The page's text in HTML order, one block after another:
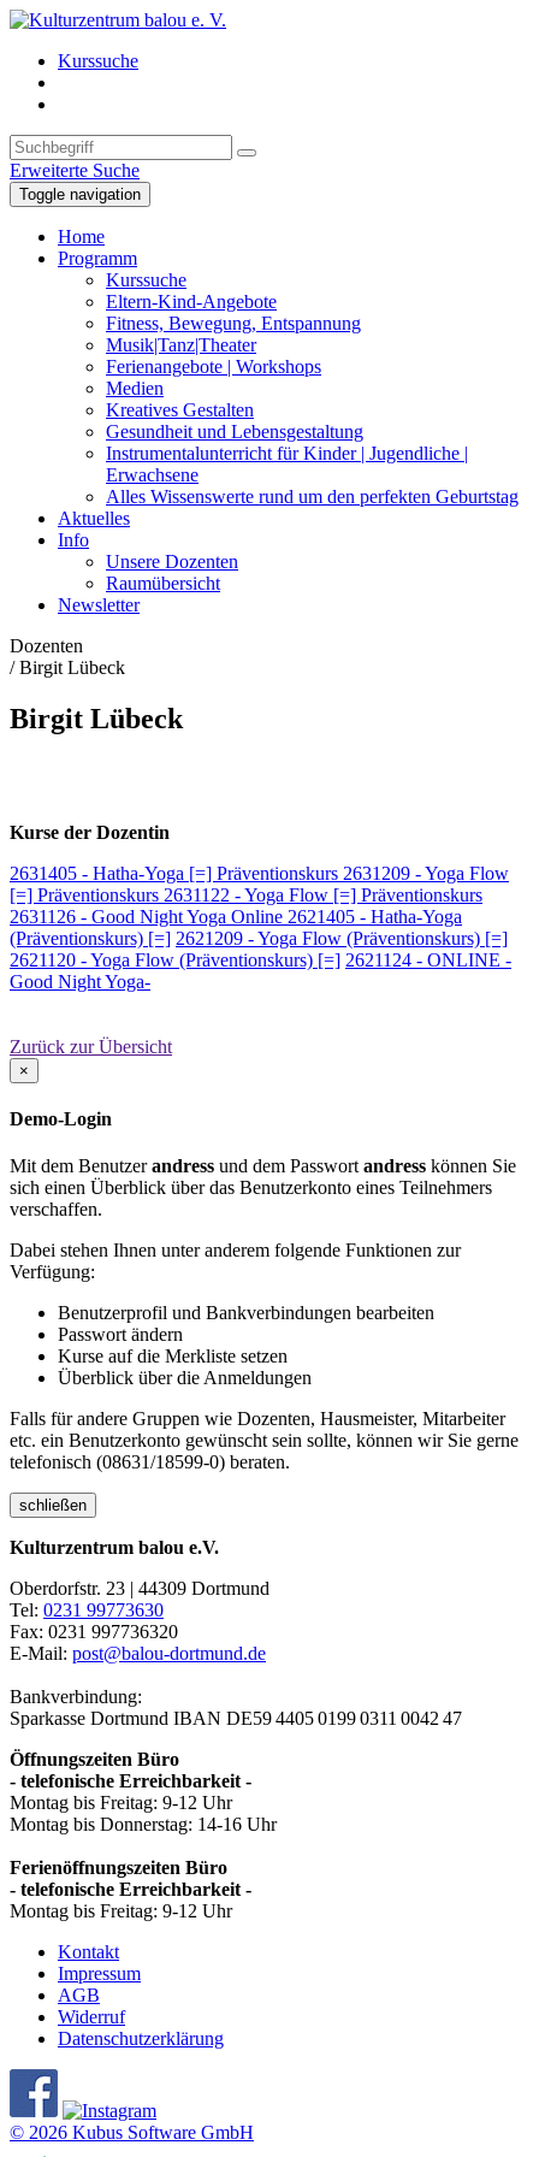
Kurssuche
Erweiterte Suche
Toggle navigation
Home
Programm
Kurssuche
Eltern-Kind-Angebote
Fitness, Bewegung, Entspannung
Musik|Tanz|Theater
Ferienangebote | Workshops
Medien
Kreatives Gestalten
Gesundheit und Lebensgestaltung
Instrumentalunterricht für Kinder | Jugendliche |
Erwachsene
Alles Wissenswerte rund um den perfekten Geburtstag
Aktuelles
Info
Unsere Dozenten
Raumübersicht
Newsletter
Dozenten
/Birgit Lübeck
Birgit Lübeck
Kurse der Dozentin
2631405 - Hatha-Yoga [=] Präventionskurs 2631209 - Yoga Flow
[=] Präventionskurs 2631122 - Yoga Flow [=] Präventionskurs
2631126 - Good Night Yoga Online 2621405 - Hatha-Yoga
(Präventionskurs) [=] 2621209 - Yoga Flow (Präventionskurs) [=]
2621120 - Yoga Flow (Präventionskurs) [=] 2621124 - ONLINE -
Good Night Yoga-
Zurück zur Übersicht
×
Demo-Login
Mit dem Benutzerandress und dem Passwort andress können Sie
sich einen Überblick über das Benutzerkonto eines Teilnehmers
verschaffen.
Dabei stehen Ihnen unter anderem folgende Funktionen zur
Verfügung:
Benutzerprofil und Bankverbindungen bearbeiten
Passwort ändern
Kurse auf die Merkliste setzen
Überblick über die Anmeldungen
Falls für andere Gruppen wie Dozenten, Hausmeister, Mitarbeiter
etc. ein Benutzerkonto gewünscht sein sollte, können wir Sie gerne
telefonisch (08631/18599-0) beraten.
schließen
Kulturzentrum balou e.V.
Oberdorfstr. 23 | 44309 Dortmund
Tel: 0231 99773630
Fax: 0231 997736320
E-Mail: post@balou-dortmund.de
Bankverbindung:
Sparkasse Dortmund IBAN DE59 4405 0199 0311 0042 47
Öffnungszeiten Büro
- telefonische Erreichbarkeit -
Montag bis Freitag: 9-12 Uhr
Montag bis Donnerstag: 14-16 Uhr
Ferienöffnungszeiten Büro
- telefonische Erreichbarkeit -
Montag bis Freitag: 9-12 Uhr
Kontakt
Impressum
AGB
Widerruf
Datenschutzerklärung
© 2026 Kubus Software GmbH